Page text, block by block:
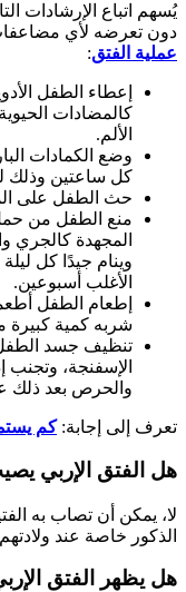
يُسهم اتباع الإرشادات
دون تعرضه لأي
عملية الفتق:
إعطاء الطفل
كالمضادات
الألم.
كل ساعتين وذلك
حث الطفل على
منع الطفل من حمل
المجهدة كالجري
وينام جيدًا كل
الأغلب أسبوعين.
إطعام الطفل
شربه كمية كبيرة
والحرص بعد ذلك
تعرف إلى إجابة:كم
هل الفتق الإربي
لا، يمكن أن تصاب به
الذكور خاصة عند
هل يظهر الفتق